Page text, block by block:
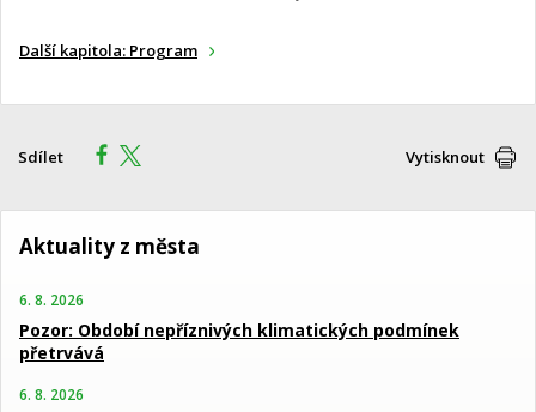
Další kapitola: Program
Sdílet Vytisknout
Aktuality z města
6. 8. 2026
Pozor: Období nepříznivých klimatických podmínek
přetrvává
6. 8. 2026